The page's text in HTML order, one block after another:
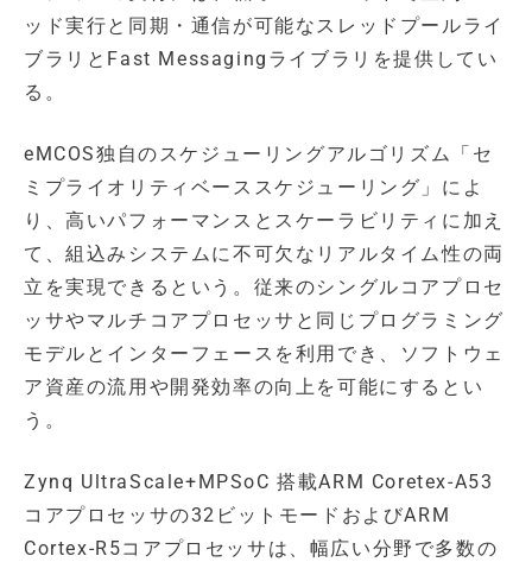
ッド実行と同期・通信が可能なスレッドプールライ
ブラリとFast Messagingライブラリを提供してい
る。
eMCOS独自のスケジューリングアルゴリズム「セ
ミプライオリティベーススケジューリング」によ
り、高いパフォーマンスとスケーラビリティに加え
て、組込みシステムに不可欠なリアルタイム性の両
立を実現できるという。従来のシングルコアプロセ
ッサやマルチコアプロセッサと同じプログラミング
モデルとインターフェースを利用でき、ソフトウェ
ア資産の流用や開発効率の向上を可能にするとい
う。
Zynq UltraScale+MPSoC 搭載ARM Coretex-A53
コアプロセッサの32ビットモードおよびARM
Cortex-R5コアプロセッサは、幅広い分野で多数の